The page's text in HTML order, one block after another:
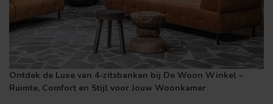
Ontdek de Luxe van 4-zitsbanken bij De Woon Winkel –
Ruimte, Comfort en Stijl voor Jouw Woonkamer